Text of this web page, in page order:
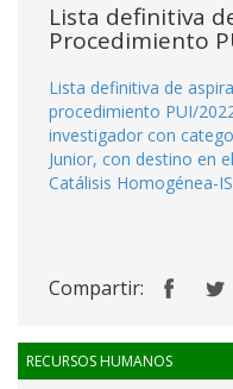
Lista definitiva
Procedimiento
Lista definitiva de
procedimiento PUI/
investigador con
Junior, con destino en
Catálisis Homogénea-
Compartir:
RECURSOS HUMANOS